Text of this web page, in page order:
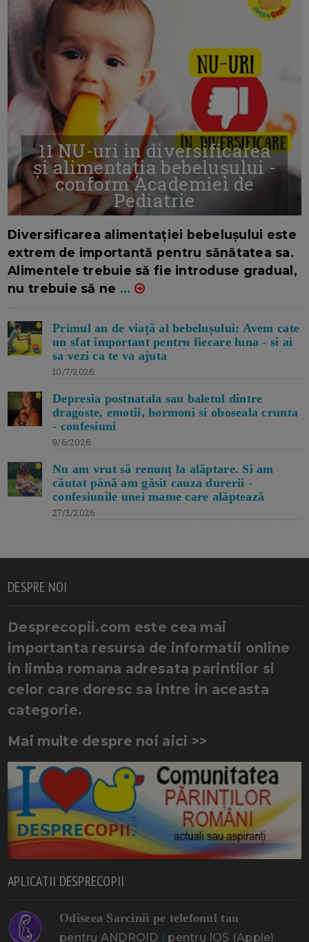
11 NU-uri in diversificarea
și alimentația bebelușului -
conform Academiei de
Pediatrie
Diversificarea alimentației bebelușului este
extrem de importantă pentru sănătatea sa.
Alimentele trebuie să fie introduse gradual,
nu trebuie să ne ...
Primul an de viață al bebelușului: Avem cate
un sfat important pentru fiecare luna - si ai
sa vezi ca te va ajuta
10/7/2026
Depresia postnatala sau baletul dintre
dragoste, emotii, hormoni si oboseala crunta
- confesiuni
9/6/2026
Nu am vrut să renunț la alăptare. Si am
căutat până am găsit cauza durerii -
confesiunile unei mame care alăptează
27/3/2026
DESPRE NOI
Desprecopii.com este cea mai
importanta resursa de informatii online
in limba romana adresata parintilor si
celor care doresc sa intre in aceasta
categorie.
Mai multe despre noi aici >>
APLICATII DESPRECOPII
Odiseea Sarcinii pe telefonul tau
pentru ANDROID pentru IOS (Apple)